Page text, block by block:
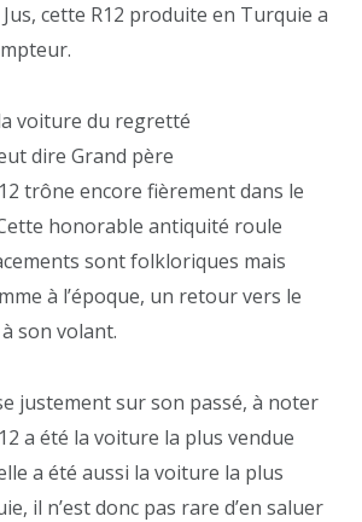
cette R12 produite en Turquie a
voiture du regretté
dire Grand père
trône encore fièrement dans le
honorable antiquité roule
sont folkloriques mais
à l’époque, un retour vers le
son volant.
justement sur son passé, à noter
a été la voiture la plus vendue
a été aussi la voiture la plus
il n’est donc pas rare d’en saluer